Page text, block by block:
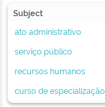
Subject
ato administrativo
serviço público
recursos humanos
curso de especialização